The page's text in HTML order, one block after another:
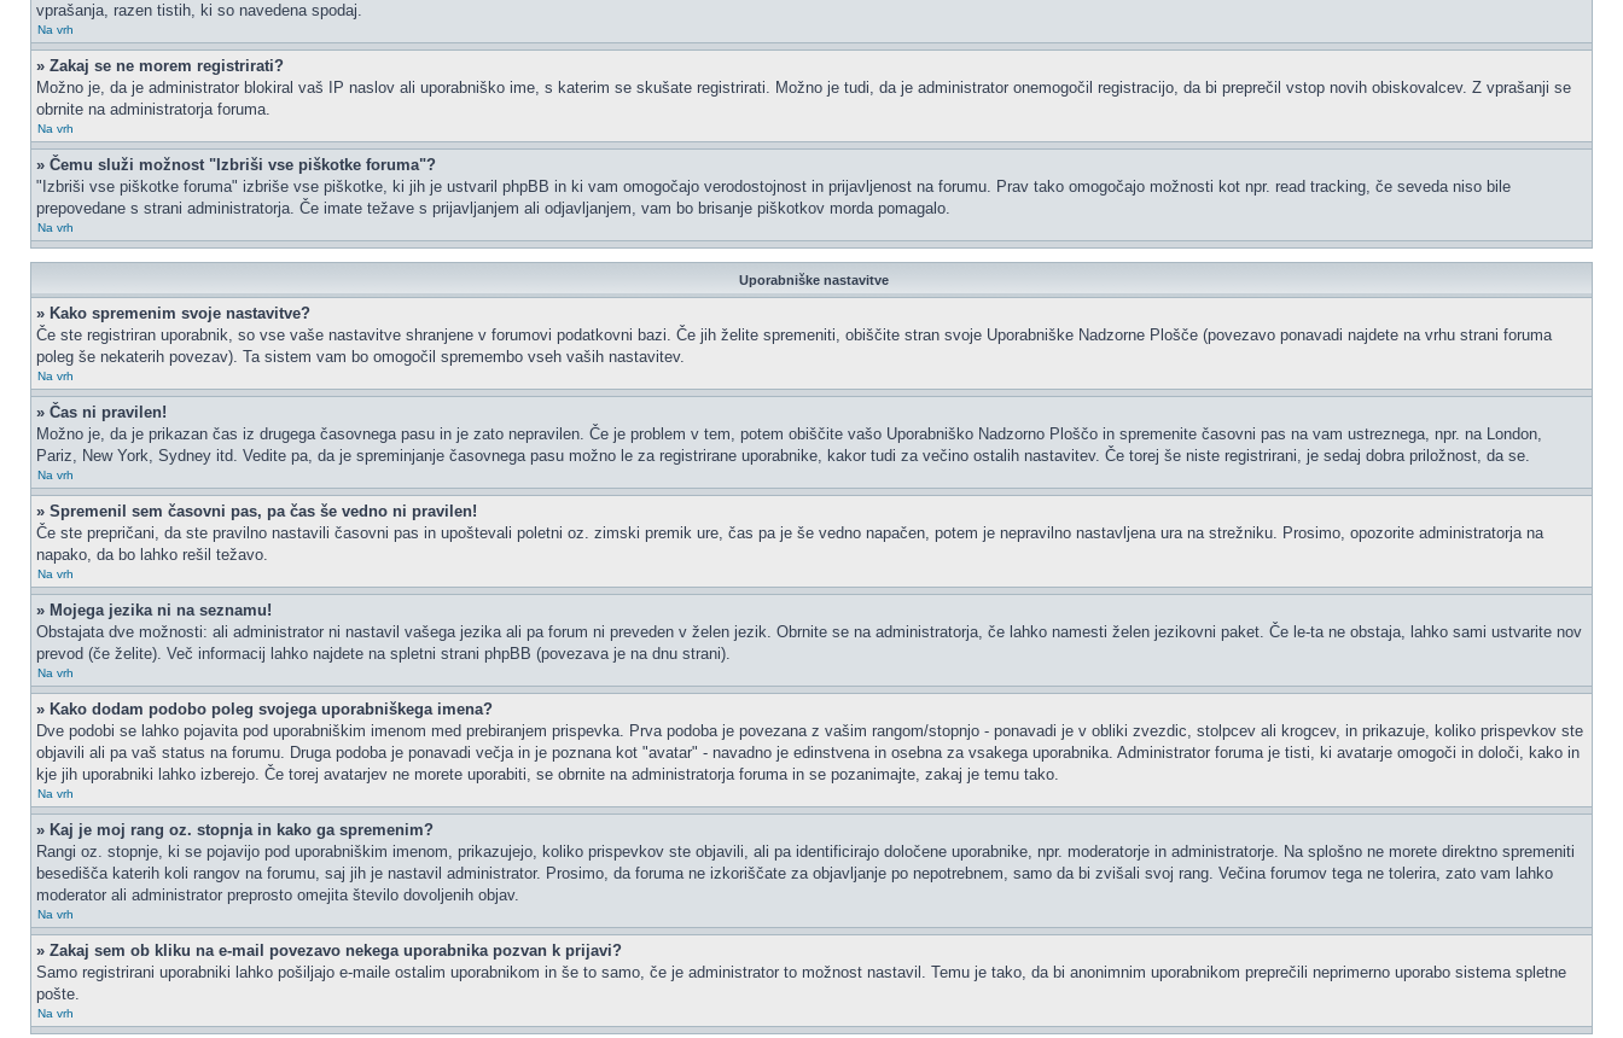
vprašanja, razen tistih, ki so navedena spodaj.
Na vrh
» Zakaj se ne morem registrirati?
Možno je, da je administrator blokiral vaš IP naslov ali uporabniško ime, s katerim se skušate registrirati. Možno je tudi, da je administrator onemogočil registracijo, da bi preprečil vstop novih obiskovalcev. Z vprašanji se
obrnite na administratorja foruma.
Na vrh
» Čemu služi možnost "Izbriši vse piškotke foruma"?
"Izbriši vse piškotke foruma" izbriše vse piškotke, ki jih je ustvaril phpBB in ki vam omogočajo verodostojnost in prijavljenost na forumu. Prav tako omogočajo možnosti kot npr. read tracking, če seveda niso bile
prepovedane s strani administratorja. Če imate težave s prijavljanjem ali odjavljanjem, vam bo brisanje piškotkov morda pomagalo.
Na vrh
Uporabniške nastavitve
» Kako spremenim svoje nastavitve?
Če ste registriran uporabnik, so vse vaše nastavitve shranjene v forumovi podatkovni bazi. Če jih želite spremeniti, obiščite stran svoje Uporabniške Nadzorne Plošče (povezavo ponavadi najdete na vrhu strani foruma
poleg še nekaterih povezav). Ta sistem vam bo omogočil spremembo vseh vaših nastavitev.
Na vrh
» Čas ni pravilen!
Možno je, da je prikazan čas iz drugega časovnega pasu in je zato nepravilen. Če je problem v tem, potem obiščite vašo Uporabniško Nadzorno Ploščo in spremenite časovni pas na vam ustreznega, npr. na London,
Pariz, New York, Sydney itd. Vedite pa, da je spreminjanje časovnega pasu možno le za registrirane uporabnike, kakor tudi za večino ostalih nastavitev. Če torej še niste registrirani, je sedaj dobra priložnost, da se.
Na vrh
» Spremenil sem časovni pas, pa čas še vedno ni pravilen!
Če ste prepričani, da ste pravilno nastavili časovni pas in upoštevali poletni oz. zimski premik ure, čas pa je še vedno napačen, potem je nepravilno nastavljena ura na strežniku. Prosimo, opozorite administratorja na
napako, da bo lahko rešil težavo.
Na vrh
» Mojega jezika ni na seznamu!
Obstajata dve možnosti: ali administrator ni nastavil vašega jezika ali pa forum ni preveden v želen jezik. Obrnite se na administratorja, če lahko namesti želen jezikovni paket. Če le-ta ne obstaja, lahko sami ustvarite nov
prevod (če želite). Več informacij lahko najdete na spletni strani phpBB (povezava je na dnu strani).
Na vrh
» Kako dodam podobo poleg svojega uporabniškega imena?
Dve podobi se lahko pojavita pod uporabniškim imenom med prebiranjem prispevka. Prva podoba je povezana z vašim rangom/stopnjo - ponavadi je v obliki zvezdic, stolpcev ali krogcev, in prikazuje, koliko prispevkov ste
objavili ali pa vaš status na forumu. Druga podoba je ponavadi večja in je poznana kot "avatar" - navadno je edinstvena in osebna za vsakega uporabnika. Administrator foruma je tisti, ki avatarje omogoči in določi, kako in
kje jih uporabniki lahko izberejo. Če torej avatarjev ne morete uporabiti, se obrnite na administratorja foruma in se pozanimajte, zakaj je temu tako.
Na vrh
» Kaj je moj rang oz. stopnja in kako ga spremenim?
Rangi oz. stopnje, ki se pojavijo pod uporabniškim imenom, prikazujejo, koliko prispevkov ste objavili, ali pa identificirajo določene uporabnike, npr. moderatorje in administratorje. Na splošno ne morete direktno spremeniti
besedišča katerih koli rangov na forumu, saj jih je nastavil administrator. Prosimo, da foruma ne izkoriščate za objavljanje po nepotrebnem, samo da bi zvišali svoj rang. Večina forumov tega ne tolerira, zato vam lahko
moderator ali administrator preprosto omejita število dovoljenih objav.
Na vrh
» Zakaj sem ob kliku na e-mail povezavo nekega uporabnika pozvan k prijavi?
Samo registrirani uporabniki lahko pošiljajo e-maile ostalim uporabnikom in še to samo, če je administrator to možnost nastavil. Temu je tako, da bi anonimnim uporabnikom preprečili neprimerno uporabo sistema spletne
pošte.
Na vrh